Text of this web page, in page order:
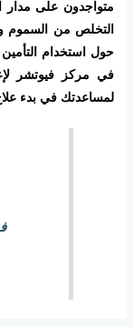
متواجدون على مدار
التخلص من السموم
حول استخدام التأمين
في مركز فيوتشر
لمساعدتك في بدء